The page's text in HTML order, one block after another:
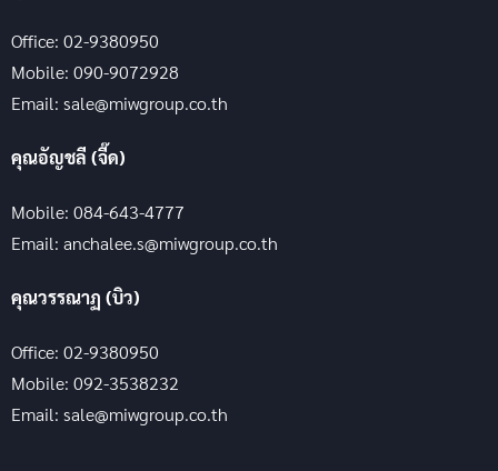
Office: 02-9380950
Mobile: 090-9072928
Email: sale@miwgroup.co.th
คุณอัญชลี (จี๊ด)
Mobile: 084-643-4777
Email: anchalee.s@miwgroup.co.th
คุณวรรณาฏ (บิว)
Office: 02-9380950
Mobile: 092-3538232
Email: sale@miwgroup.co.th